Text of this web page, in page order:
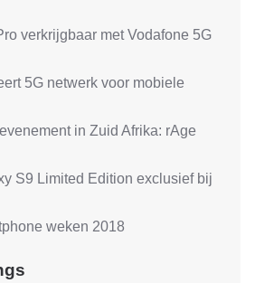
verkrijgbaar met Vodafone 5G
5G netwerk voor mobiele
in Zuid Afrika: rAge
S9 Limited Edition exclusief bij
weken 2018